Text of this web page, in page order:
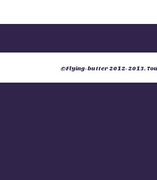
©Flying-butter2012-2013.